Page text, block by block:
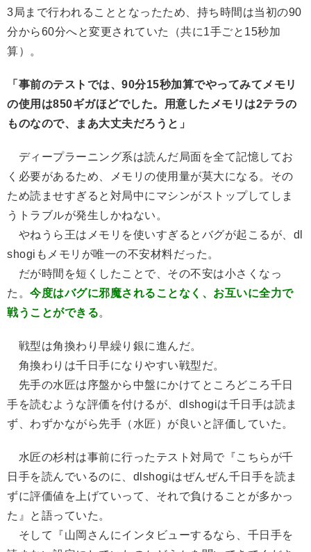
3局まで行われることとなったため、持ち時間は当初の90
分から60分へと変更されていた（共に1手ごと15秒加
算）。
「事前のテストでは、90分15秒加算でやってみてメモリ
の使用は850ギガほどでした。用意したメモリは2テラの
ものなので、まあ大丈夫だろうと」
ディープラーニング系は読んだ局面を全て記憶してお
く必要があるため、メモリの使用量が莫大になる。その
ため読ませすぎると対局中にマシンがストップしてしま
うトラブルが発生しかねない。
やねうら王はメモリを使いすぎるとバグが起こるが、dl
shogiもメモリが唯一の不安材料だった。
だが時間を短くしたことで、その不安は小さくなっ
た。 今度はバグに邪魔されることなく、お互いに全力で
戦うことができる。
戦型は角換わり早繰り銀に進んだ。
角換わりは千日手になりやすい戦型だ。
先手の水匠は序盤から中盤にかけてところどころ千日
手を読むような評価を付けるが、dlshogiは千日手は読ま
ず、わずかながら先手（水匠）が良いと評価していた。
水匠の杉村は事前に行ったテスト対局で『こちらが千
日手を読んでいるのに、dlshogiはぜんぜん千日手を読ま
ずに評価値を上げていって、それで負けることが多かっ
た』と語っていた。
そして『山岡さんにインタビューするなら、千日手を